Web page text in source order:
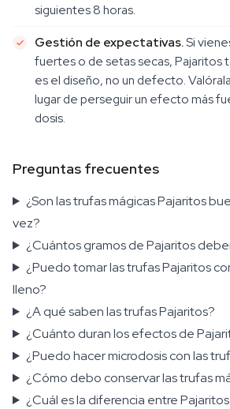
siguientes 8 horas.
Gestión de expectativas.Si
fuertes o de setas secas, Pajaritos
es el diseño, no un defecto.
lugar de perseguir un efecto más
dosis.
Preguntas frecuentes
¿Son las trufas mágicas Pajaritos
vez?
¿Cuántos gramos de Pajaritos
¿Puedo tomar las trufas Pajaritos
lleno?
¿A qué saben las trufas Pajaritos?
¿Cuánto duran los efectos de
¿Puedo hacer microdosis con las
¿Cómo debo conservar las trufas
¿Cuál es la diferencia entre